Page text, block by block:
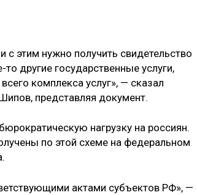
с этим нужно получить свидетельство
другие государственные услуги,
комплекса услуг», — сказал
представляя документ.
нагрузку на россиян.
по этой схеме на федеральном
актами субъектов РФ», —